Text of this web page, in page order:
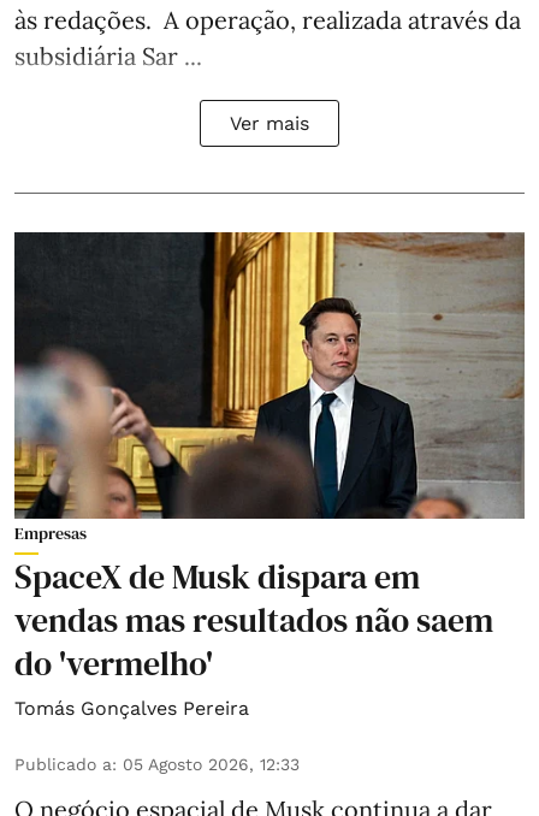
às redações. A operação, realizada através da
subsidiária Sar ...
Ver mais
Empresas
SpaceX de Musk dispara em
vendas mas resultados não saem
do 'vermelho'
Tomás Gonçalves Pereira
Publicado a: 05 Agosto 2026, 12:33
O negócio espacial de Musk continua a dar